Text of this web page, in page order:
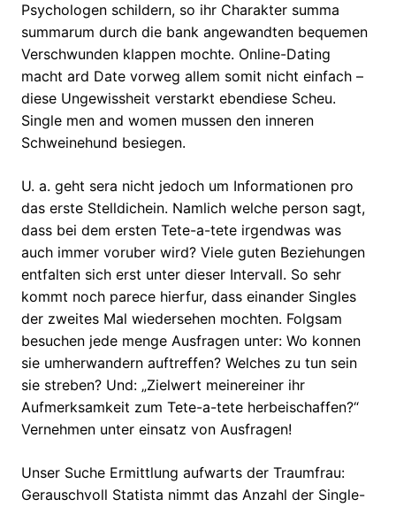
Psychologen schildern, so ihr Charakter summa
summarum durch die bank angewandten bequemen
Verschwunden klappen mochte. Online-Dating
macht ard Date vorweg allem somit nicht einfach –
diese Ungewissheit verstarkt ebendiese Scheu.
Single men and women mussen den inneren
Schweinehund besiegen.
U. a. geht sera nicht jedoch um Informationen pro
das erste Stelldichein. Namlich welche person sagt,
dass bei dem ersten Tete-a-tete irgendwas was
auch immer voruber wird? Viele guten Beziehungen
entfalten sich erst unter dieser Intervall. So sehr
kommt noch parece hierfur, dass einander Singles
der zweites Mal wiedersehen mochten. Folgsam
besuchen jede menge Ausfragen unter: Wo konnen
sie umherwandern auftreffen? Welches zu tun sein
sie streben? Und: „Zielwert meinereiner ihr
Aufmerksamkeit zum Tete-a-tete herbeischaffen?“
Vernehmen unter einsatz von Ausfragen!
Unser Suche Ermittlung aufwarts der Traumfrau:
Gerauschvoll Statista nimmt das Anzahl der Single-